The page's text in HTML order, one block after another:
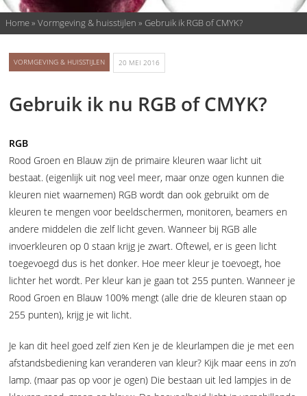
Home» Vormgeving & huisstijlen » Gebruik ik RGB of CMYK?
VORMGEVING & HUISSTIJLEN 20 MEI 2016
Gebruik ik nu RGB of CMYK?
RGB
Rood Groen en Blauw zijn de primaire kleuren waar licht uit
bestaat. (eigenlijk uit nog veel meer, maar onze ogen kunnen die
kleuren niet waarnemen) RGB wordt dan ook gebruikt om de
kleuren te mengen voor beeldschermen, monitoren, beamers en
andere middelen die zelf licht geven. Wanneer bij RGB alle
invoerkleuren op 0 staan krijg je zwart. Oftewel, er is geen licht
toegevoegd dus is het donker. Hoe meer kleur je toevoegt, hoe
lichter het wordt. Per kleur kan je gaan tot 255 punten. Wanneer je
Rood Groen en Blauw 100% mengt (alle drie de kleuren staan op
255 punten), krijg je wit licht.
Je kan dit heel goed zelf zien Ken je de kleurlampen die je met een
afstandsbediening kan veranderen van kleur? Kijk maar eens in zo’n
lamp. (maar pas op voor je ogen) Die bestaan uit led lampjes in de